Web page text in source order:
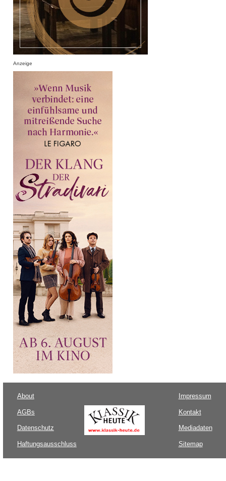
Anzeige
About
AGBs
Datenschutz
Haftungsausschluss
Impressum
Kontakt
Mediadaten
Sitemap